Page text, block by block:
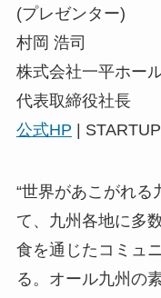
(プレゼンター)
村岡 浩司
株式会社一平ホー
代表取締役社長
公式HP |
“世界があこがれる
て、九州各地に多
食を通じたコミュ
る。オール九州の